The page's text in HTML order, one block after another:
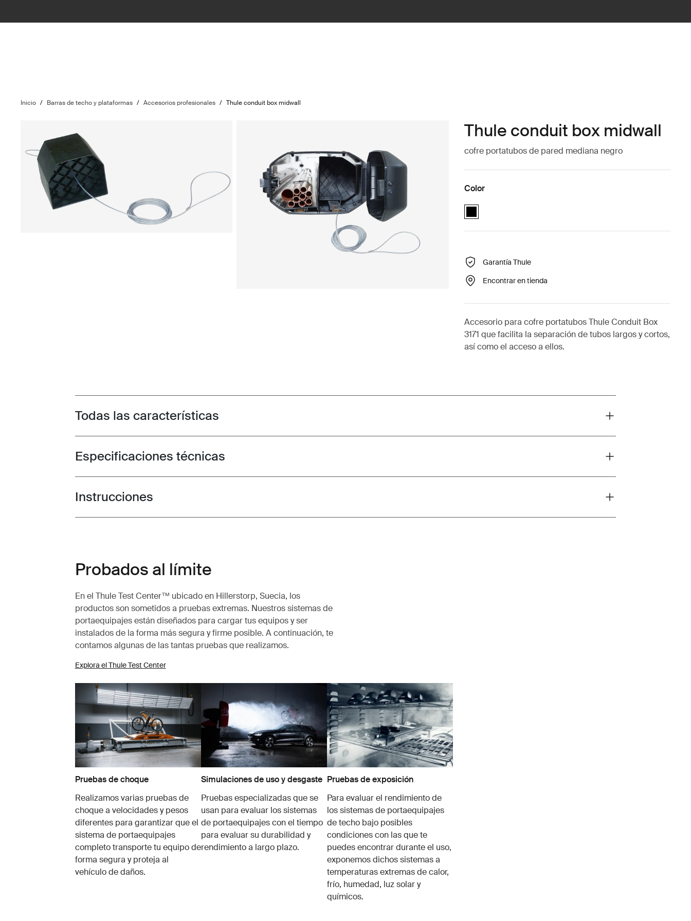
Inicio / Barras de techo y plataformas / Accesorios profesionales / Thule conduit box midwall
Thule conduit box midwall
cofre portatubos de pared mediana negro
Color
Thule conduit box midwall Negro (selected)
Garantía Thule
Encontrar en tienda
Accesorio para cofre portatubos Thule Conduit Box
3171 que facilita la separación de tubos largos y cortos,
así como el acceso a ellos.
Toggle features
Todas las características
Toggle techspec
Especificaciones técnicas
Toggle guides and instructions
Instrucciones
Probados al límite
En el Thule Test Center™ ubicado en Hillerstorp, Suecia, los
productos son sometidos a pruebas extremas. Nuestros sistemas de
portaequipajes están diseñados para cargar tus equipos y ser
instalados de la forma más segura y firme posible. A continuación, te
contamos algunas de las tantas pruebas que realizamos.
Explora el Thule Test Center
Pruebas de choque
Realizamos varias pruebas de
choque a velocidades y pesos
diferentes para garantizar que el
sistema de portaequipajes
completo transporte tu equipo de
forma segura y proteja al
vehículo de daños.
Simulaciones de uso y desgaste
Pruebas especializadas que se
usan para evaluar los sistemas
de portaequipajes con el tiempo
para evaluar su durabilidad y
rendimiento a largo plazo.
Pruebas de exposición
Para evaluar el rendimiento de
los sistemas de portaequipajes
de techo bajo posibles
condiciones con las que te
puedes encontrar durante el uso,
exponemos dichos sistemas a
temperaturas extremas de calor,
frío, humedad, luz solar y
químicos.